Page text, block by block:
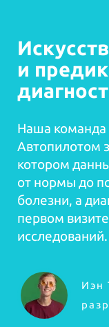
и
Наша команда
Автопилотом
котором
от нормы до
болезни, а
первом
исследований.
Иэн